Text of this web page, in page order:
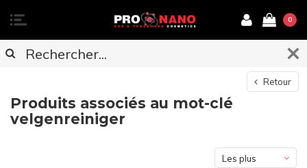
0
Retour
Produits associés au mot-clé
velgenreiniger
Les plus